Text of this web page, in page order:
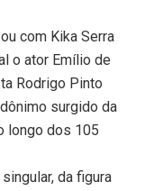
com Kika Serra
o ator Emílio de
Rodrigo Pinto
surgido da
longo dos 105
da figura